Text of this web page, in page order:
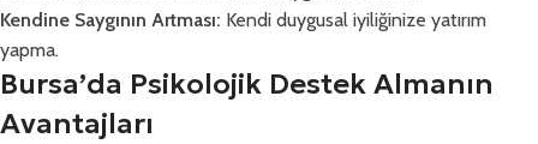
Kendine Saygının Artması: Kendi duygusal iyiliğinize yatırım
yapma.
Bursa’da Psikolojik Destek Almanın
Avantajları